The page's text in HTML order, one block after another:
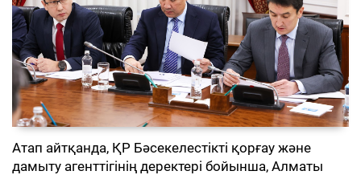
Атап айтқанда, ҚР Бәсекелестікті қорғау және
дамыту агенттігінің деректері бойынша, Алматы